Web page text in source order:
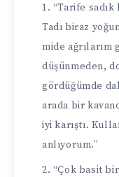
“Tarife
Tadı biraz
mide
düşünmeden,
gördüğümde
arada bir
iyi karıştı.
anlıyorum.”
“Çok basit